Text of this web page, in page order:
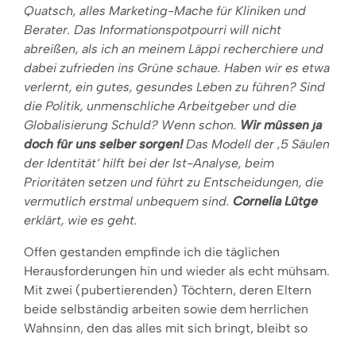
Quatsch, alles Marketing-Mache für Kliniken und
Berater. Das Informationspotpourri will nicht
abreißen, als ich an meinem Läppi recherchiere und
dabei zufrieden ins Grüne schaue. Haben wir es etwa
verlernt, ein gutes, gesundes Leben zu führen? Sind
die Politik, unmenschliche Arbeitgeber und die
Globalisierung Schuld? Wenn schon. Wir müssen ja
doch für uns selber sorgen!Das Modell der ‚5 Säulen
der Identität‘ hilft bei der Ist-Analyse, beim
Prioritäten setzen und führt zu Entscheidungen, die
vermutlich erstmal unbequem sind. Cornelia Lütge
erklärt, wie es geht.
Offen gestanden empfinde ich die täglichen
Herausforderungen hin und wieder als echt mühsam.
Mit zwei (pubertierenden) Töchtern, deren Eltern
beide selbständig arbeiten sowie dem herrlichen
Wahnsinn, den das alles mit sich bringt, bleibt so